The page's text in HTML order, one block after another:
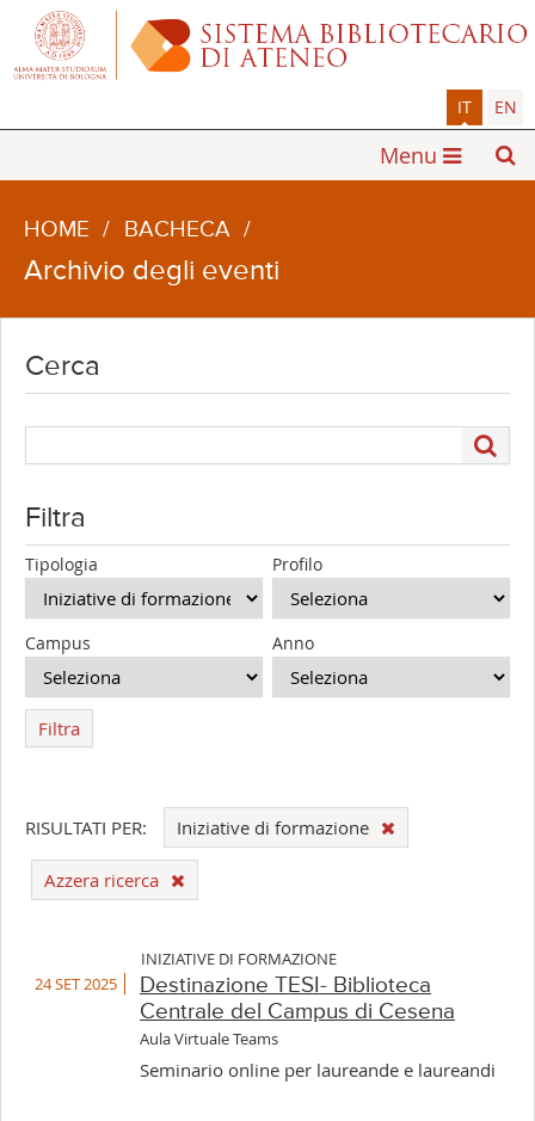
IT EN
Menu
HOME / BACHECA /
Archivio degli eventi
Cerca
Filtra
Tipologia Profilo
Campus Anno
Filtra
RISULTATI PER: Iniziative di formazione
Azzera ricerca
INIZIATIVE DI FORMAZIONE
24 SET 2025
Destinazione TESI- Biblioteca
Centrale del Campus di Cesena
Aula Virtuale Teams
Seminario online per laureande e laureandi